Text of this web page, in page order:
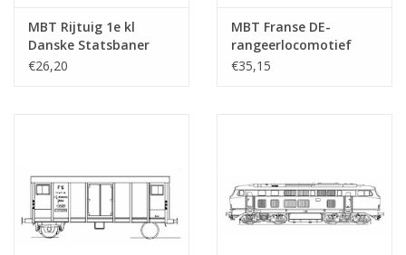
MBT Rijtuig 1e kl
Danske Statsbaner
(1922) voor 58 mm
€26,20
MBT Franse DE-
rangeerlocomotief
voor spoor 0 -
€35,15